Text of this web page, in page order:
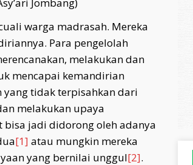
warga madrasah. Mereka
Para pengelolah
melakukan dan
mencapai kemandirian
yang tidak terpisahkan dari
melakukan upaya
jadi didorong oleh adanya
[1] atau mungkin mereka
yang bernilai unggul[2].